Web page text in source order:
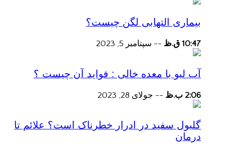
بیماری التهابی لگن چیست؟
10:47 ق.ظ -- سپتامبر 5, 2023
آب لبو با معده خالی : فواید آن چیست ؟
2:06 ب.ظ -- جولای 28, 2023
گلبول سفید در ادرار خطرناک است؟ علائم تا
درمان